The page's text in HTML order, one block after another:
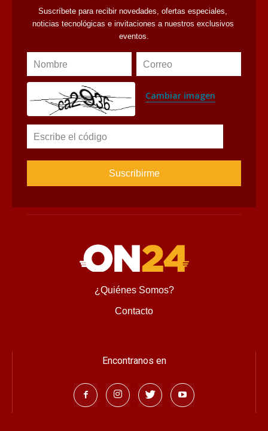
Suscríbete para recibir novedades, ofertas especiales,
noticias tecnológicas e invitaciones a nuestros exclusivos
eventos.
Nombre Correo
Cambiar imagen
Escribe el código
¿Quiénes Somos?
Contacto
Encontranos en